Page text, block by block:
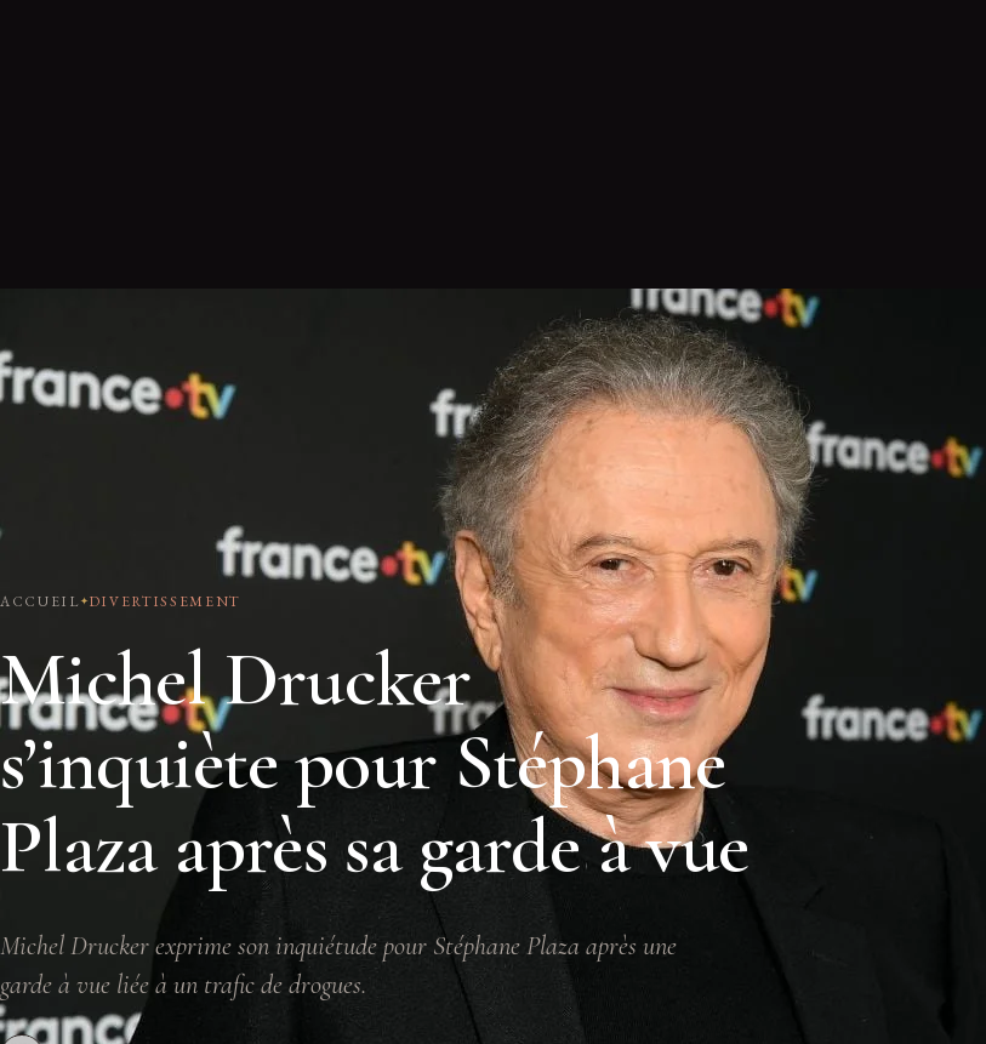
ACCUEIL DIVERTISSEMENT
Michel Drucker
s’inquiète pour Stéphane
Plaza après sa garde à vue
Michel Drucker exprime son inquiétude pour Stéphane Plaza après une
garde à vue liée à un trafic de drogues.